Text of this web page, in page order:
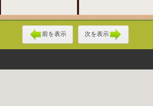
前を表示 次を表示